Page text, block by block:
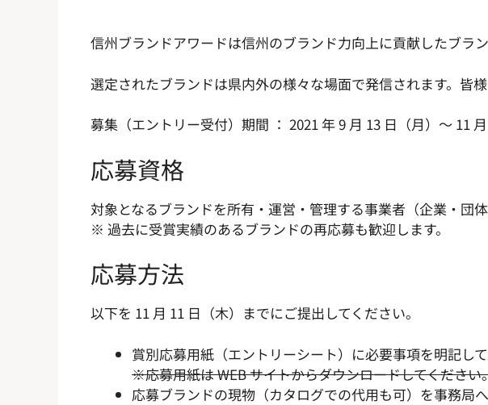
信州ブランドアワードは信州のブランド力向上に貢献したブラ
選定されたブランドは県内外の様々な場面で発信されます。皆
募集（エントリー受付）期間 ： 2021 年 9 月 13 日（月）～ 11 月
応募資格
対象となるブランドを所有・運営・管理する事業者（企業・団
※ 過去に受賞実績のあるブランドの再応募も歓迎します。
応募方法
以下を 11 月 11 日（木）までにご提出してください。
賞別応募用紙（エントリーシート）に必要事項を明記し
※応募用紙は WEB サイトからダウンロードしてください
応募ブランドの現物（カタログでの代用も可）を事務局